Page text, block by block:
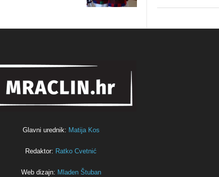
Glavni urednik: Matija Kos
Redaktor: Ratko Cvetnić
Web dizajn: Mladen Štuban